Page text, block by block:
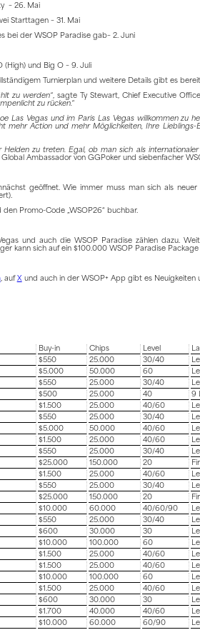
– 26. Mai
Starttagen – 31. Mai
bei der WSOP Paradise gab– 2. Juni
(High) und Big O – 9. Juli
Turnierplan und weitere Details gibt es
zu werden“, sagte Ty Stewart, Chief Executive
zu rücken.“
Las Vegas und im Paris Las Vegas willkommen zu
mehr Action und mehr Möglichkeiten, Ihre Lieblings-
zu treten. Egal, ob man sich als
Global Ambassador von GGPoker und siebenfacher
geöffnet. Wie immer muss man sich als
Promo-Code „WSOP26“ buchbar.
und auch die WSOP Paradise zählen dazu.
kann sich auf ein $100.000 WSOP Paradise Package
, aufXund auch in der WSOP+ App gibt es Neuigkeiten
Buy-in Chips Level
$550 25.000 30/40
$5.000 50.000 60
$550 25.000 30/40
$500 25.000 40 9
$1.500 25.000 40/60
$550 25.000 30/40
$5.000 50.000 40/60
$1.500 25.000 40/60
$550 25.000 30/40
$25.000 150.000 20
$1.500 25.000 40/60
$550 25.000 30/40
$25.000 150.000 20
$10.000 60.000 40/60/90
$550 25.000 30/40
$600 30.000 30
$10.000 100.000 60
$1.500 25.000 40/60
$1.500 25.000 40/60
$10.000 100.000 60
$1.500 25.000 40/60
$600 30.000 30
$1.700 40.000 40/60
$10.000 60.000 60/90